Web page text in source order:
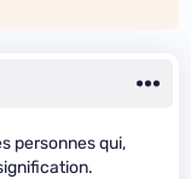
personnes qui,